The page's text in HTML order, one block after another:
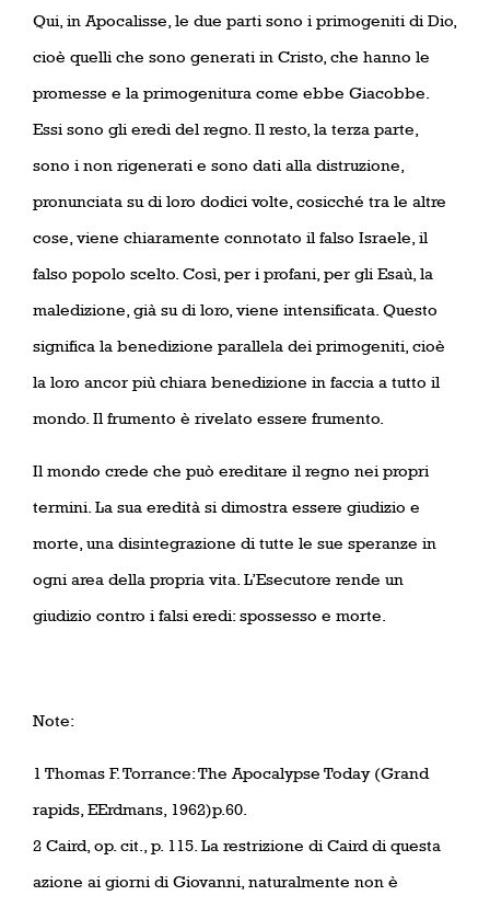
Qui, in Apocalisse, le due parti sono i primogeniti di Dio,
cioè quelli che sono generati in Cristo, che hanno le
promesse e la primogenitura come ebbe Giacobbe.
Essi sono gli eredi del regno. Il resto, la terza parte,
sono i non rigenerati e sono dati alla distruzione,
pronunciata su di loro dodici volte, cosicché tra le altre
cose, viene chiaramente connotato il falso Israele, il
falso popolo scelto. Così, per i profani, per gli Esaù, la
maledizione, già su di loro, viene intensificata. Questo
significa la benedizione parallela dei primogeniti, cioè
la loro ancor più chiara benedizione in faccia a tutto il
mondo. Il frumento è rivelato essere frumento.
Il mondo crede che può ereditare il regno nei propri
termini. La sua eredità si dimostra essere giudizio e
morte, una disintegrazione di tutte le sue speranze in
ogni area della propria vita. L’Esecutore rende un
giudizio contro i falsi eredi: spossesso e morte.
Note:
1 Thomas F. Torrance: The Apocalypse Today (Grand
rapids, EErdmans, 1962)p.60.
2 Caird, op. cit., p. 115. La restrizione di Caird di questa
azione ai giorni di Giovanni, naturalmente non è